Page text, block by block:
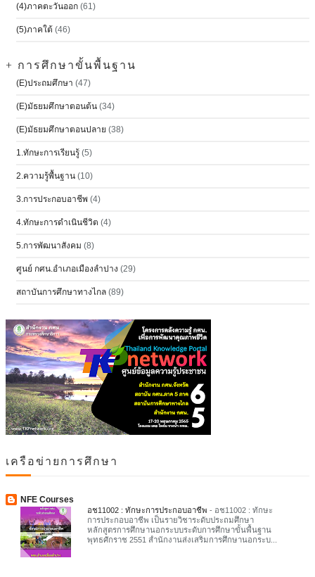
(4)ภาคตะวันออก (61)
(5)ภาคใต้ (46)
+ การศึกษาขั้นพื้นฐาน
(E)ประถมศึกษา (47)
(E)มัธยมศึกษาตอนต้น (34)
(E)มัธยมศึกษาตอนปลาย (38)
1.ทักษะการเรียนรู้ (5)
2.ความรู้พื้นฐาน (10)
3.การประกอบอาชีพ (4)
4.ทักษะการดำเนินชีวิต (4)
5.การพัฒนาสังคม (8)
ศูนย์ กศน.อำเภอเมืองลำปาง (29)
สถาบันการศึกษาทางไกล (89)
เครือข่ายการศึกษา
NFE Courses
อช11002 : ทักษะการประกอบอาชีพ - อช11002 : ทักษะ
การประกอบอาชีพ เป็นรายวิชาระดับประถมศึกษา
หลักสูตรการศึกษานอกระบบระดับการศึกษาขั้นพื้นฐาน
พุทธศักราช 2551 สำนักงานส่งเสริมการศึกษานอกระบ...